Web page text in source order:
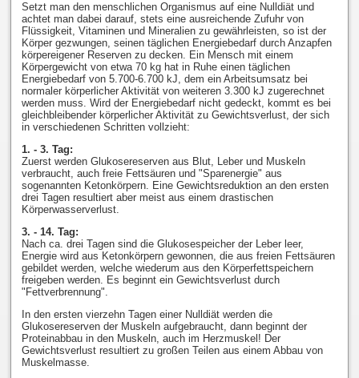
Setzt man den menschlichen Organismus auf eine Nulldiät und
achtet man dabei darauf, stets eine ausreichende Zufuhr von
Flüssigkeit, Vitaminen und Mineralien zu gewährleisten, so ist der
Körper gezwungen, seinen täglichen Energiebedarf durch Anzapfen
körpereigener Reserven zu decken. Ein Mensch mit einem
Körpergewicht von etwa 70 kg hat in Ruhe einen täglichen
Energiebedarf von 5.700-6.700 kJ, dem ein Arbeitsumsatz bei
normaler körperlicher Aktivität von weiteren 3.300 kJ zugerechnet
werden muss. Wird der Energiebedarf nicht gedeckt, kommt es bei
gleichbleibender körperlicher Aktivität zu Gewichtsverlust, der sich
in verschiedenen Schritten vollzieht:
1. - 3. Tag:
Zuerst werden Glukosereserven aus Blut, Leber und Muskeln
verbraucht, auch freie Fettsäuren und "Sparenergie" aus
sogenannten Ketonkörpern. Eine Gewichtsreduktion an den ersten
drei Tagen resultiert aber meist aus einem drastischen
Körperwasserverlust.
3. - 14. Tag:
Nach ca. drei Tagen sind die Glukosespeicher der Leber leer,
Energie wird aus Ketonkörpern gewonnen, die aus freien Fettsäuren
gebildet werden, welche wiederum aus den Körperfettspeichern
freigeben werden. Es beginnt ein Gewichtsverlust durch
"Fettverbrennung".
In den ersten vierzehn Tagen einer Nulldiät werden die
Glukosereserven der Muskeln aufgebraucht, dann beginnt der
Proteinabbau in den Muskeln, auch im Herzmuskel! Der
Gewichtsverlust resultiert zu großen Teilen aus einem Abbau von
Muskelmasse.